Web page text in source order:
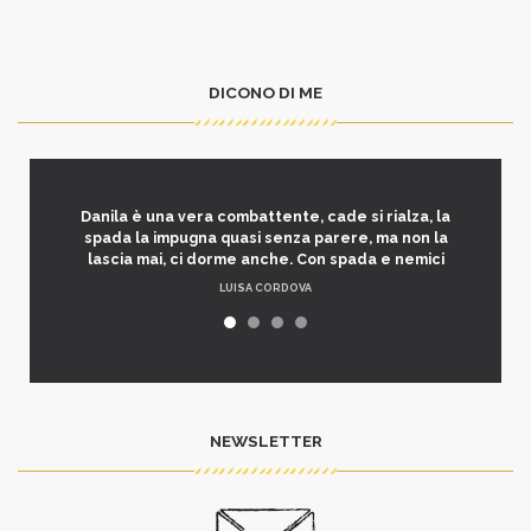
DICONO DI ME
Danila è una vera combattente, cade si rialza, la
spada la impugna quasi senza parere, ma non la
lascia mai, ci dorme anche. Con spada e nemici
LUISA CORDOVA
NEWSLETTER